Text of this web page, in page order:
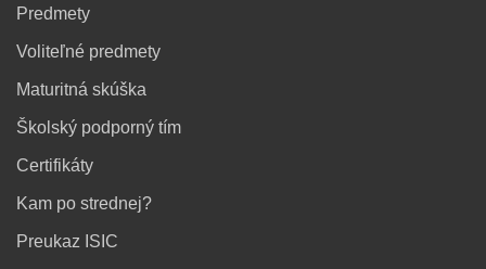
Predmety
Voliteľné predmety
Maturitná skúška
Školský podporný tím
Certifikáty
Kam po strednej?
Preukaz ISIC